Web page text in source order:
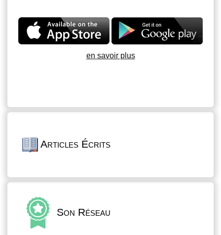
en savoir plus
Articles Écrits
Son Réseau